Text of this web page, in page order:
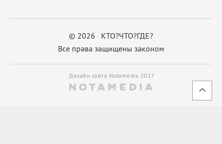
© 2026 КТО?ЧТО?ГДЕ?
Все права защищены законом
Дизайн сайта Notamedia 2017